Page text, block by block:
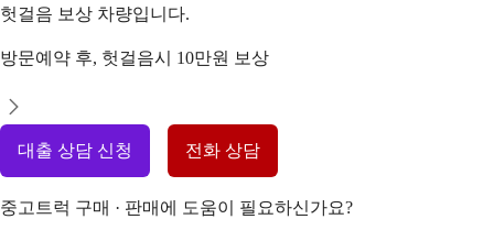
헛걸음 보상 차량입니다.
방문예약 후, 헛걸음시 10만원 보상
대출 상담 신청 전화 상담
중고트럭 구매 · 판매에 도움이 필요하신가요?